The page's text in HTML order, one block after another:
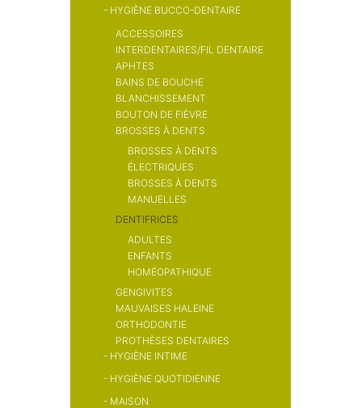
- HYGIÈNE BUCCO-DENTAIRE
ACCESSOIRES
INTERDENTAIRES/FIL DENTAIRE
APHTES
BAINS DE BOUCHE
BLANCHISSEMENT
BOUTON DE FIÈVRE
BROSSES À DENTS
BROSSES À DENTS
ÉLECTRIQUES
BROSSES À DENTS
MANUELLES
DENTIFRICES
ADULTES
ENFANTS
HOMÉOPATHIQUE
GENGIVITES
MAUVAISES HALEINE
ORTHODONTIE
PROTHÈSES DENTAIRES
ADHÉSIFS
NETTOYANTS PROTHÈSE
- HYGIÈNE INTIME
- HYGIÈNE QUOTIDIENNE
- MAISON